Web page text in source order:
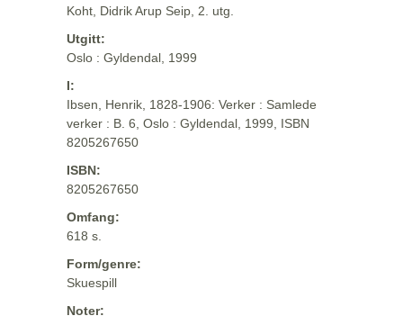
Koht, Didrik Arup Seip, 2. utg.
Utgitt:
Oslo : Gyldendal, 1999
I:
Ibsen, Henrik, 1828-1906: Verker : Samlede
verker : B. 6, Oslo : Gyldendal, 1999, ISBN
8205267650
ISBN:
8205267650
Omfang:
618 s.
Form/genre:
Skuespill
Noter: